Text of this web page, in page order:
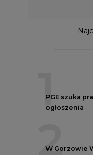
1
PGE szuka
ogłoszenia
2
W Gorzowie